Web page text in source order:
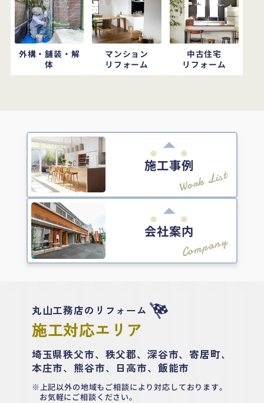
外構・舗装・解
体
マンション
リフォーム
中古住宅
リフォーム
施工事例
Work List
会社案内
Company
丸山工務店のリフォーム
施工対応エリア
埼玉県秩父市、秩父郡、深谷市、寄居町、
本庄市、熊谷市、日高市、飯能市
上記以外の地域もご相談により対応しております。
お気軽にご相談ください。